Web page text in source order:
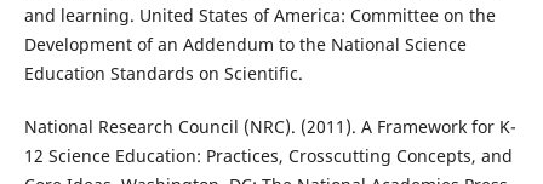
and learning. United States of America: Committee on the
Development of an Addendum to the National Science
Education Standards on Scientific.
National Research Council (NRC). (2011). A Framework for K-
12 Science Education: Practices, Crosscutting Concepts, and